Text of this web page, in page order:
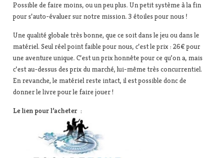
Possible de faire moins, ou un peu plus. Un petit système à la fin
pour s’auto-évaluer sur notre mission. 3 étoiles pour nous !
Une qualité globale très bonne, que ce soit dans le jeu ou dans le
matériel. Seul réel point faible pour nous, c’est le prix : 26€ pour
une aventure unique. C’est un prix honnête pour ce qu’on a, mais
c’est au-dessus des prix du marché, lui-même très concurrentiel.
En revanche, le matériel reste intact, il est possible donc de
donner le livre pour le faire jouer !
Le lien pour l’acheter :